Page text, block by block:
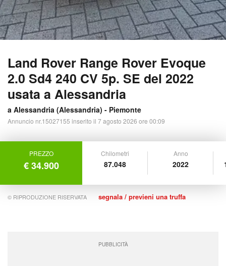
Land Rover Range Rover Evoque
2.0 Sd4 240 CV 5p. SE del 2022
usata a Alessandria
a Alessandria (Alessandria) - Piemonte
Annuncio nr.15027155 inserito il 7 agosto 2026 ore 00:09
PREZZO
€ 34.900
Chilometri
87.048
Anno
2022
© RIPRODUZIONE RISERVATA segnala / previeni una truffa
PUBBLICITÀ